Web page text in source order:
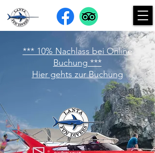
*** 10% Nachlass bei Online
Buchung ***
Hier gehts zur Buchung